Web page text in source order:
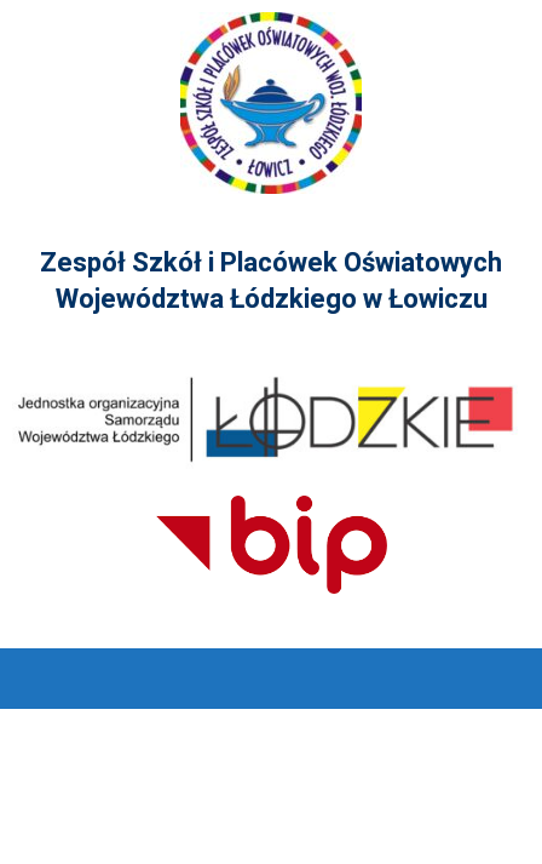
Zespół Szkół i Placówek Oświatowych
Województwa Łódzkiego w Łowiczu